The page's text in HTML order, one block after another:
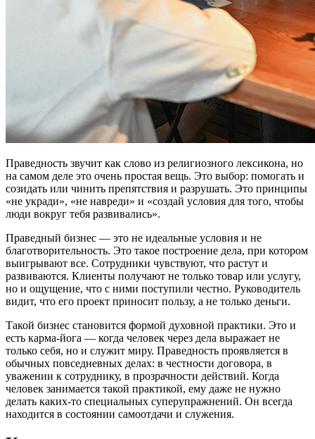
Праведность звучит как слово из религиозного лексикона, но
на самом деле это очень простая вещь. Это выбор: помогать и
созидать или чинить препятствия и разрушать. Это принципы
«не укради», «не навреди» и «создай условия для того, чтобы
люди вокруг тебя развивались».
Праведный бизнес — это не идеальные условия и не
благотворительность. Это такое построение дела, при котором
выигрывают все. Сотрудники чувствуют, что растут и
развиваются. Клиенты получают не только товар или услугу,
но и ощущение, что с ними поступили честно. Руководитель
видит, что его проект приносит пользу, а не только деньги.
Такой бизнес становится формой духовной практики. Это и
есть карма-йога — когда человек через дела выражает не
только себя, но и служит миру. Праведность проявляется в
обычных повседневных делах: в честности договора, в
уважении к сотруднику, в прозрачности действий. Когда
человек занимается такой практикой, ему даже не нужно
делать каких-то специальных суперупражнений. Он всегда
находится в состоянии самоотдачи и служения.